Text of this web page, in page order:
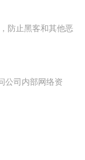
防止黑客和其他恶
公司内部网络资